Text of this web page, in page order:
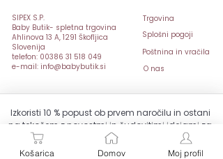
SIPEX S.P.
Baby Butik- spletna trgovina
Ahlinova 13 A, 1291 Škofljica
Slovenija
telefon: 00386 31 518 049
e-mail: info@babybutik.si
Trgovina
Splošni pogoji
Poštnina in vračila
O nas
Izkoristi 10 % popust ob prvem naročilu in ostani
na tekočem z novostmi in čudovitimi idejami za
darila.
Email *
Košarica Domov Moj profil